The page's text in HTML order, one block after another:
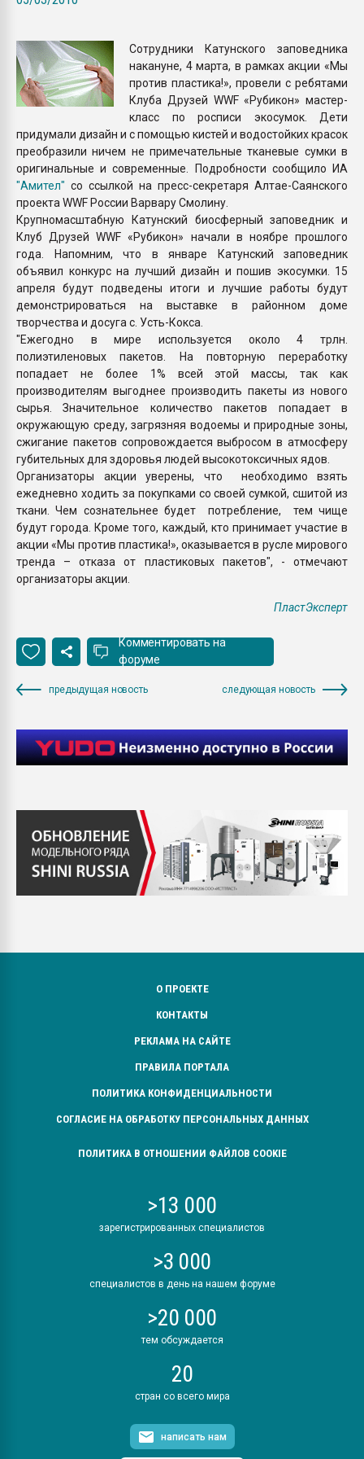
ПЕРЕЙТИ НА
Сотрудники Катунского заповедника
накануне, 4 марта, в рамках акции «Мы
против пластика!», провели с ребятами
Клуба Друзей WWF «Рубикон» мастер-
класс по росписи экосумок. Дети
придумали дизайн и с помощью кистей и водостойких красок
преобразили ничем не примечательные тканевые сумки в
оригинальные и современные. Подробности сообщило ИА
"Амител" со ссылкой на пресс-секретаря Алтае-Саянского
проекта WWF России Варвару Смолину.
Крупномасштабную Катунский биосферный заповедник и
Клуб Друзей WWF «Рубикон» начали в ноябре прошлого
года. Напомним, что в январе Катунский заповедник
объявил конкурс на лучший дизайн и пошив экосумки. 15
апреля будут подведены итоги и лучшие работы будут
демонстрироваться на выставке в районном доме
творчества и досуга с. Усть-Кокса.
"Ежегодно в мире используется около 4 трлн.
полиэтиленовых пакетов. На повторную переработку
попадает не более 1% всей этой массы, так как
производителям выгоднее производить пакеты из нового
сырья. Значительное количество пакетов попадает в
окружающую среду, загрязняя водоемы и природные зоны,
сжигание пакетов сопровождается выбросом в атмосферу
губительных для здоровья людей высокотоксичных ядов.
Организаторы акции уверены, что необходимо взять
ежедневно ходить за покупками со своей сумкой, сшитой из
ткани. Чем сознательнее будет потребление, тем чище
будут города. Кроме того, каждый, кто принимает участие в
акции «Мы против пластика!», оказывается в русле мирового
тренда – отказа от пластиковых пакетов", - отмечают
организаторы акции.
ПластЭксперт
Комментировать на
форуме
предыдущая новость следующая новость
О ПРОЕКТЕ
КОНТАКТЫ
РЕКЛАМА НА САЙТЕ
ПРАВИЛА ПОРТАЛА
ПОЛИТИКА КОНФИДЕНЦИАЛЬНОСТИ
СОГЛАСИЕ НА ОБРАБОТКУ ПЕРСОНАЛЬНЫХ ДАННЫХ
ПОЛИТИКА В ОТНОШЕНИИ ФАЙЛОВ COOKIE
>13 000
зарегистрированных специалистов
>3 000
специалистов в день на нашем форуме
>20 000
тем обсуждается
20
стран со всего мира
написать нам